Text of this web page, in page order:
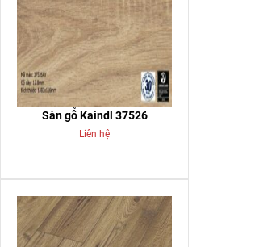
Sàn gỗ Kaindl 37526
Liên hệ